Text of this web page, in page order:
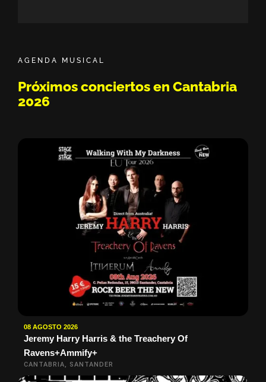
AGENDA MUSICAL
Próximos conciertos en Cantabria
2026
08 AGOSTO 2026
Jeremy Harry Harris & the Treachery Of
Ravens+Ammify+
CANTABRIA, SANTANDER